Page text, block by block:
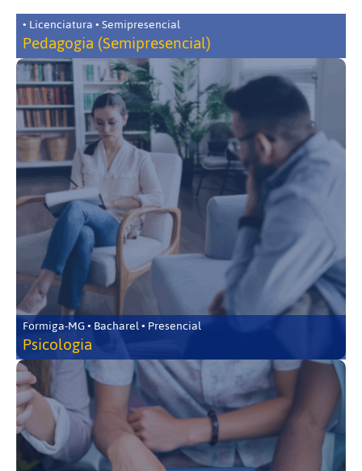
• Licenciatura • Semipresencial
Pedagogia (Semipresencial)
Formiga-MG • Bacharel • Presencial
Psicologia